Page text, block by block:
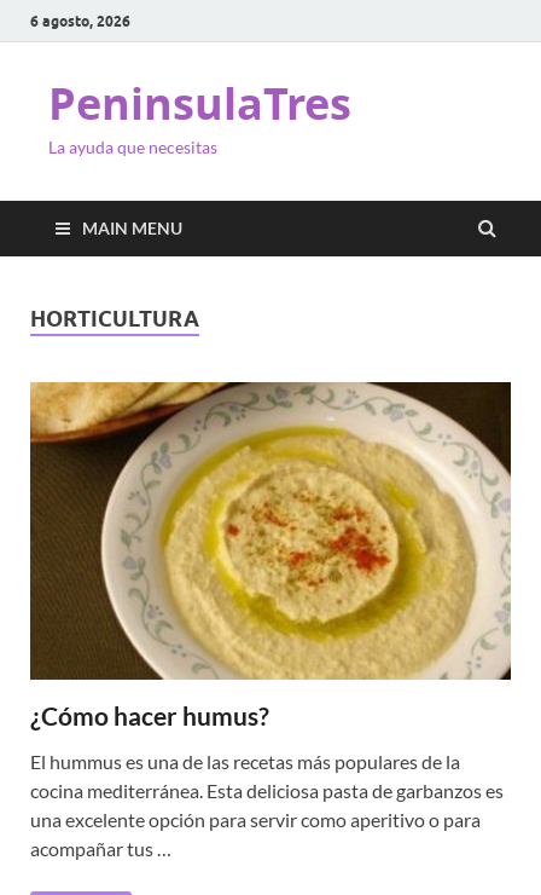
6 agosto, 2026
PeninsulaTres
La ayuda que necesitas
MAIN MENU
HORTICULTURA
¿Cómo hacer humus?
El hummus es una de las recetas más populares de la
cocina mediterránea. Esta deliciosa pasta de garbanzos es
una excelente opción para servir como aperitivo o para
acompañar tus …